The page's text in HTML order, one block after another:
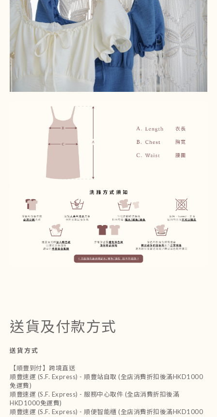
送貨及付款方式
送貨方式
【順豐到付】跨境直送
順豐速運 (S.F. Express) - 順豐站自取 (全店消費折扣後滿HKD1000
免運費)
順豐速運 (S.F. Express) - 服務中心取件 (全店消費折扣後滿
HKD1000免運費)
順豐速運 (S.F. Express) - 順便智能櫃 (全店消費折扣後滿HKD1000